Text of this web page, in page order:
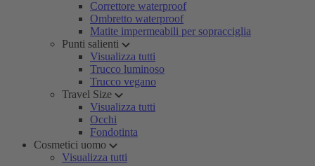
Correttore waterproof
Ombretto waterproof
Matite impermeabili per sopracciglia
Punti salienti
Visualizza tutti
Trucco luminoso
Trucco vegano
Travel Size
Visualizza tutti
Occhi
Fondotinta
Cosmetici uomo
Visualizza tutti